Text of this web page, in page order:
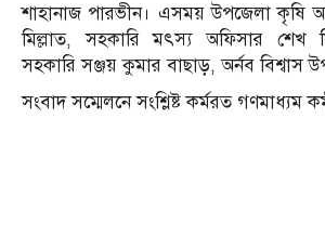
শাহানাজ পারভীন। এসময় উপজেলা কৃষি
মিল্লাত, সহকারি মৎস্য অফিসার শেখ
সহকারি সঞ্জয় কুমার বাছাড়, অর্নব বিশ্বাস
সংবাদ সম্মেলনে সংশ্লিষ্ট কর্মরত গণমাধ্যম